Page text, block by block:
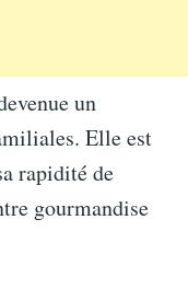
un
Elle est
rapidité de
gourmandise